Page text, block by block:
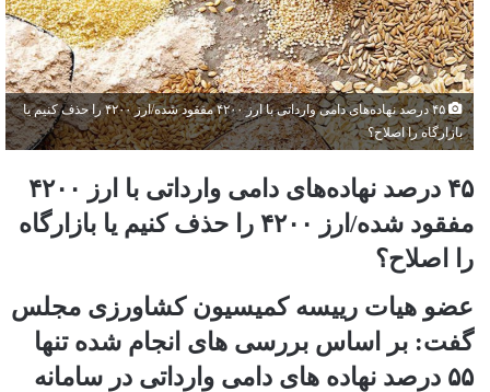
۴۵ درصد نهاده‌های دامی وارداتی با ارز ۴۲۰۰ مفقود شده/ارز ۴۲۰۰ را حذف کنیم یا
بازارگاه را اصلاح؟
۴۵ درصد نهاده‌های دامی وارداتی با ارز ۴۲۰۰
مفقود شده/ارز ۴۲۰۰ را حذف کنیم یا بازارگاه
را اصلاح؟
عضو هیات رییسه کمیسیون کشاورزی مجلس
گفت: بر اساس بررسی های انجام شده تنها
۵۵ درصد نهاده های دامی وارداتی در سامانه